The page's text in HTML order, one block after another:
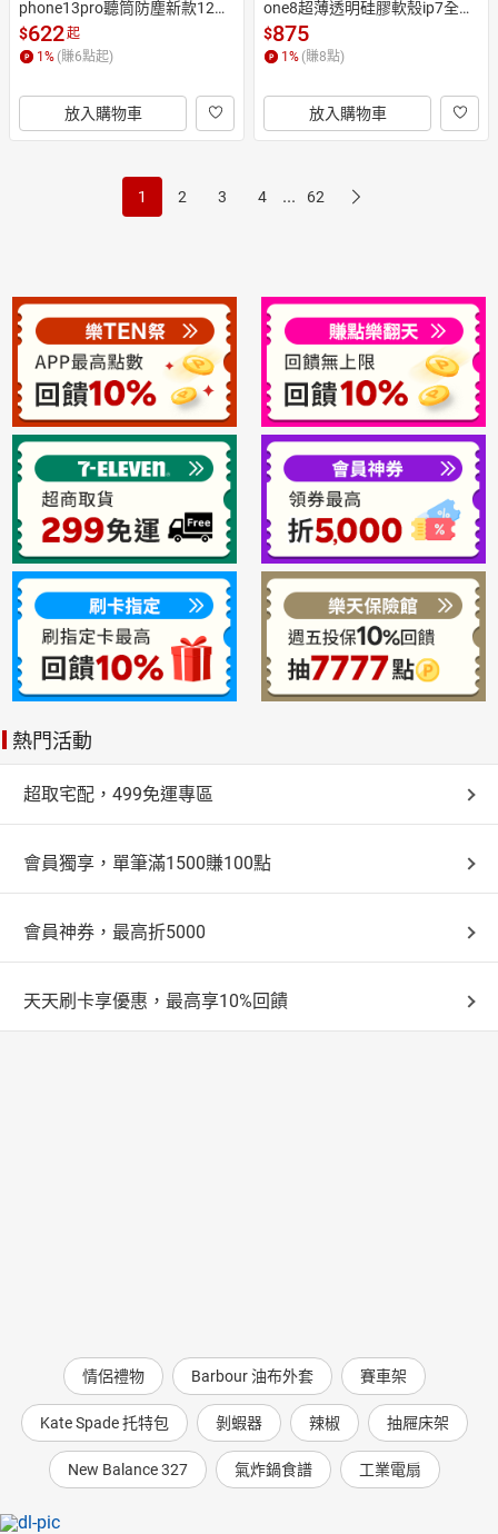
phone13pro聽筒防塵新款12全
包邊防窺防指紋全屏11手機膜ix
防摔max新款xr貼膜女
$622起
1 % (賺6點起)
放入購物車
one8超薄透明硅膠軟殼ip7全包
防摔SE/八P男款防摔簡約高端
潮牌7plus保護套
$875
1 % (賺8點)
放入購物車
1 2 3 4 ... 62
熱門活動
超取宅配，499免運專區
會員獨享，單筆滿1500賺100點
會員神券，最高折5000
天天刷卡享優惠，最高享10%回饋
情侶禮物 Barbour 油布外套 賽車架
Kate Spade 托特包 剝蝦器 辣椒 抽屜床架
New Balance 327 氣炸鍋食譜 工業電扇